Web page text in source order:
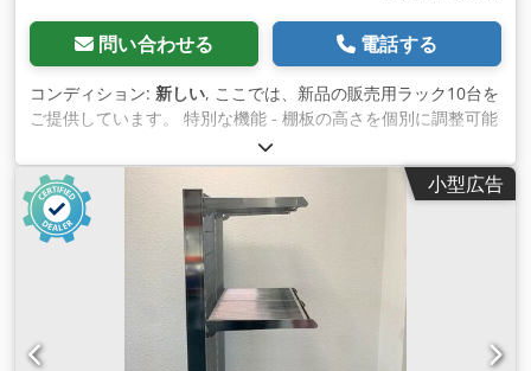
問い合わせる 電話する
コンディション: 新しい, ここでは、新品の販売用ラック10台を
ご提供しています。 特別な機能 - 棚板の高さを個別に調整可能
- 棚板は斜めに引っ掛けることができる（写真素材参照） - キ
ャスター付きで自由自在に収納 - 全キャスターにロックブレー
キ付きで、傾斜地での収納も可能 - 棚板を折り畳むことができ
るため、ユーロパレット用のスペースが確保できる - 素材表
面：高品質クロームメッキ - 様々な産業に対応 - 簡単で単純な
組み立て テクニカルデータと詳細情報。 全高：約1,587mm 全
深度：約855mm 全幅：約1,310mm 納品範囲には、以下のも
のが含まれます。 10倍速販売棚、新品 をそれぞれ構成してい
ます。 01x ベースフレーム, 新品 幅：約1,310mm 奥行き：約
小型広告